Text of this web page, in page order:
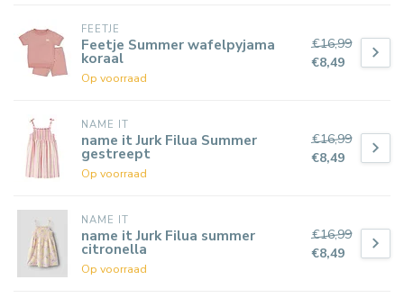
FEETJE
Feetje Summer wafelpyjama
koraal
Op voorraad
€16,99
€8,49
NAME IT
name it Jurk Filua Summer
gestreept
Op voorraad
€16,99
€8,49
NAME IT
name it Jurk Filua summer
citronella
Op voorraad
€16,99
€8,49